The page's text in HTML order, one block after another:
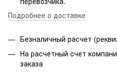
Подробнее о доставке
Безналичный расчет
На расчетный счет
заказа